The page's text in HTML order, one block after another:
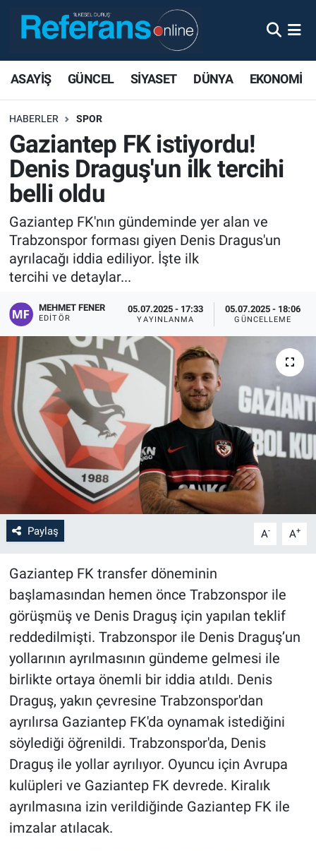
ASAYİŞ GÜNCEL SİYASET DÜNYA EKONOMİ
HABERLER SPOR
Gaziantep FK istiyordu!
Denis Draguş'un ilk tercihi
belli oldu
Gaziantep FK'nın gündeminde yer alan ve
Trabzonspor forması giyen Denis Dragus'un
ayrılacağı iddia ediliyor. İşte ilk
tercihi ve detaylar...
MEHMET FENER
EDITÖR
05.07.2025 - 17:33
YAYINLANMA
05.07.2025 - 18:06
GÜNCELLEME
Paylaş A- A+
Gaziantep FK transfer döneminin
başlamasından hemen önce Trabzonspor ile
görüşmüş ve Denis Draguş için yapılan teklif
reddedilmişti. Trabzonspor ile Denis Draguş’un
yollarının ayrılmasının gündeme gelmesi ile
birlikte ortaya önemli bir iddia atıldı. Denis
Draguş, yakın çevresine Trabzonspor'dan
ayrılırsa Gaziantep FK'da oynamak istediğini
söylediği öğrenildi. Trabzonspor'da, Denis
Draguş ile yollar ayrılıyor. Oyuncu için Avrupa
kulüpleri ve Gaziantep FK devrede. Kiralık
ayrılmasına izin verildiğinde Gaziantep FK ile
imzalar atılacak.